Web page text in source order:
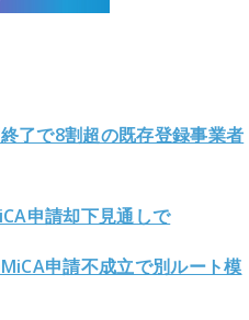
了で8割超の既存登録事業者
申請却下見通しで
申請不成立で別ルート模